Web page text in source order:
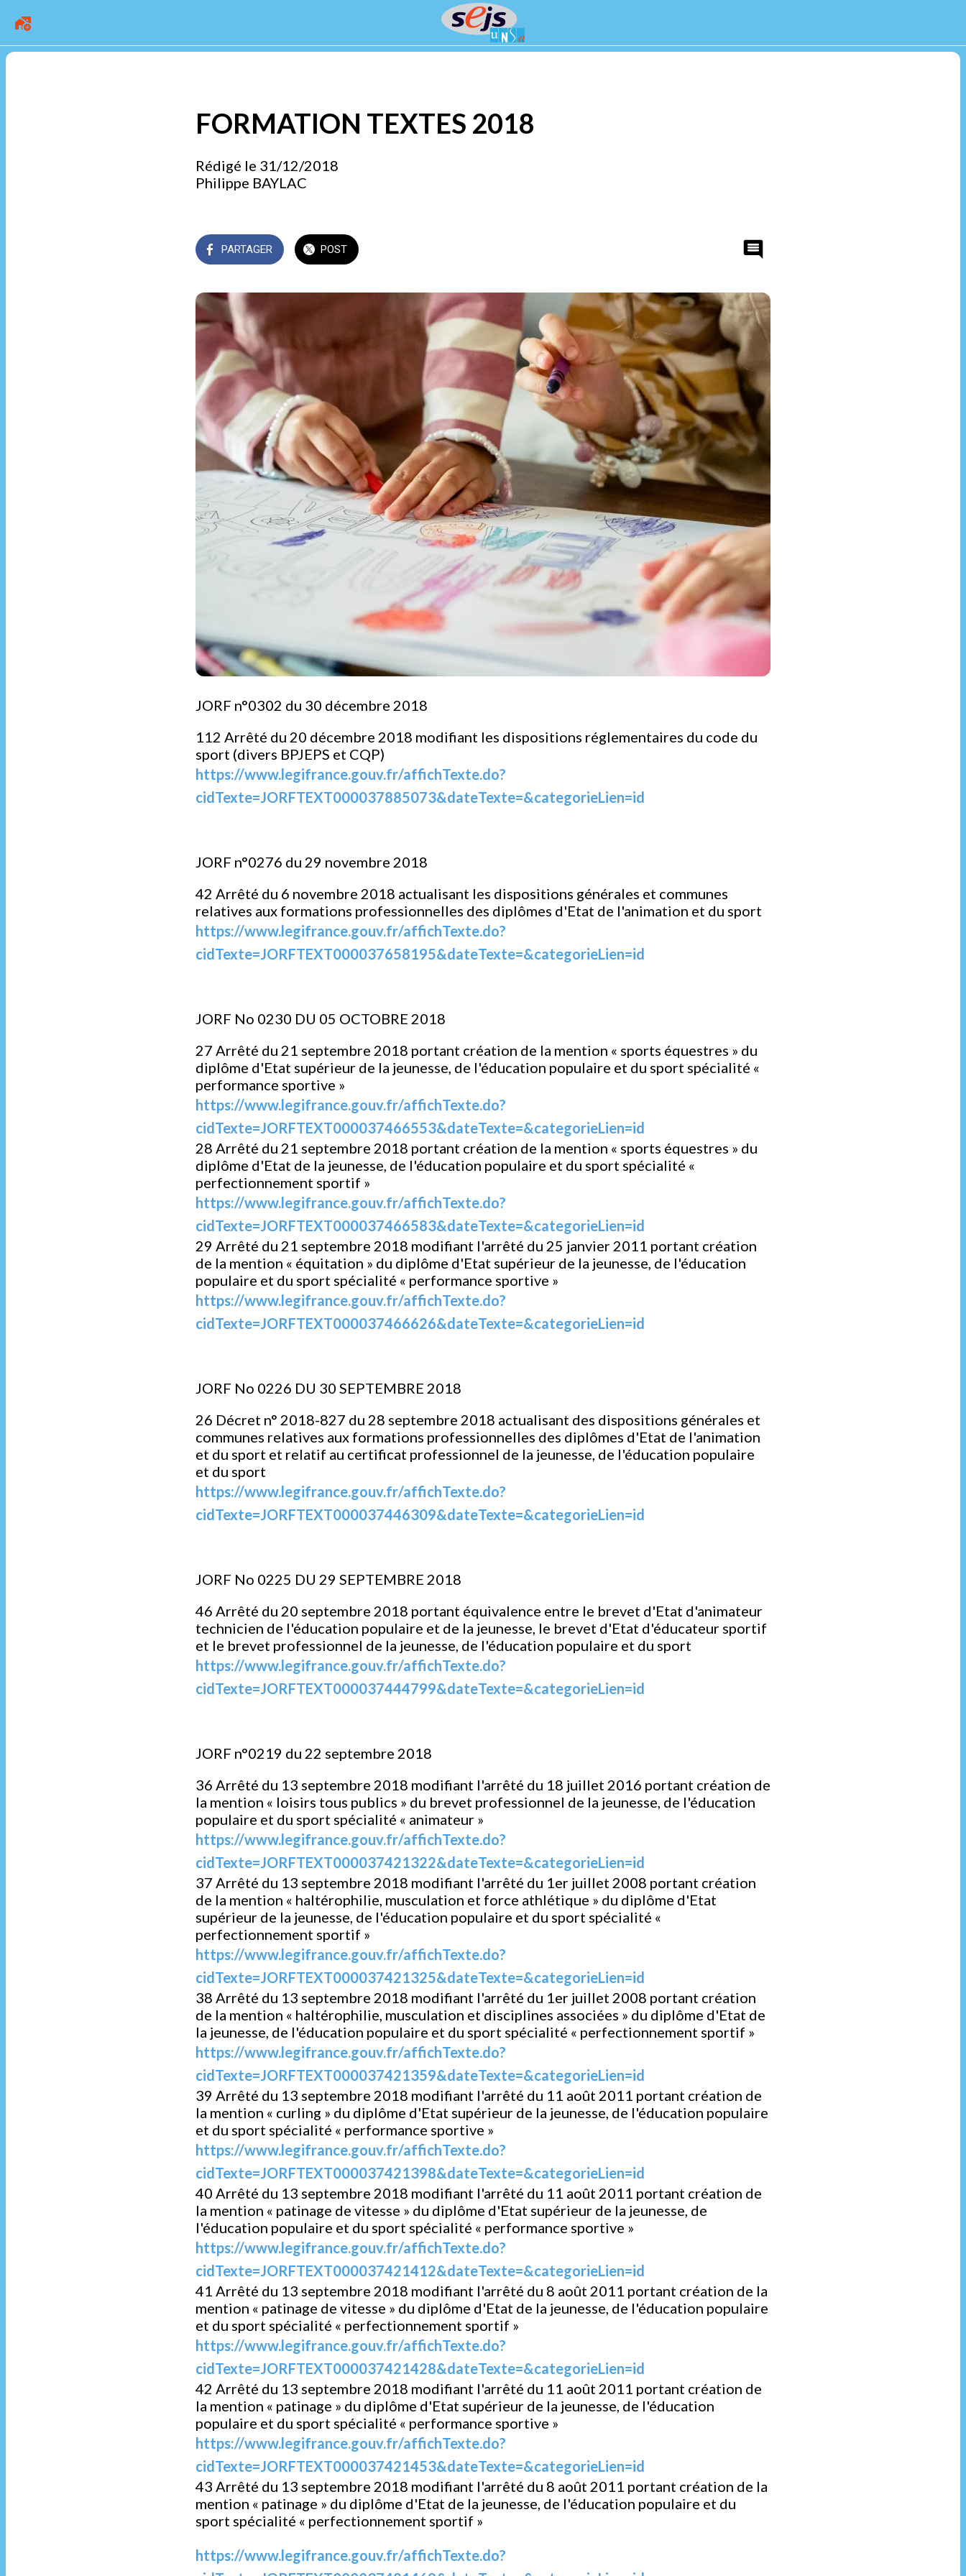
FORMATION TEXTES 2018
Rédigé le 31/12/2018
Philippe BAYLAC
PARTAGER POST
JORF n°0302 du 30 décembre 2018
112 Arrêté du 20 décembre 2018 modifiant les dispositions réglementaires du code du
sport (divers BPJEPS et CQP)
https://www.legifrance.gouv.fr/affichTexte.do?
cidTexte=JORFTEXT000037885073&dateTexte=&categorieLien=id
JORF n°0276 du 29 novembre 2018
42 Arrêté du 6 novembre 2018 actualisant les dispositions générales et communes
relatives aux formations professionnelles des diplômes d'Etat de l'animation et du sport
https://www.legifrance.gouv.fr/affichTexte.do?
cidTexte=JORFTEXT000037658195&dateTexte=&categorieLien=id
JORF No 0230 DU 05 OCTOBRE 2018
27 Arrêté du 21 septembre 2018 portant création de la mention « sports équestres » du
diplôme d'Etat supérieur de la jeunesse, de l'éducation populaire et du sport spécialité «
performance sportive »
https://www.legifrance.gouv.fr/affichTexte.do?
cidTexte=JORFTEXT000037466553&dateTexte=&categorieLien=id
28 Arrêté du 21 septembre 2018 portant création de la mention « sports équestres » du
diplôme d'Etat de la jeunesse, de l'éducation populaire et du sport spécialité «
perfectionnement sportif »
https://www.legifrance.gouv.fr/affichTexte.do?
cidTexte=JORFTEXT000037466583&dateTexte=&categorieLien=id
29 Arrêté du 21 septembre 2018 modifiant l'arrêté du 25 janvier 2011 portant création
de la mention « équitation » du diplôme d'Etat supérieur de la jeunesse, de l'éducation
populaire et du sport spécialité « performance sportive »
https://www.legifrance.gouv.fr/affichTexte.do?
cidTexte=JORFTEXT000037466626&dateTexte=&categorieLien=id
JORF No 0226 DU 30 SEPTEMBRE 2018
26 Décret n° 2018-827 du 28 septembre 2018 actualisant des dispositions générales et
communes relatives aux formations professionnelles des diplômes d'Etat de l'animation
et du sport et relatif au certificat professionnel de la jeunesse, de l'éducation populaire
et du sport
https://www.legifrance.gouv.fr/affichTexte.do?
cidTexte=JORFTEXT000037446309&dateTexte=&categorieLien=id
JORF No 0225 DU 29 SEPTEMBRE 2018
46 Arrêté du 20 septembre 2018 portant équivalence entre le brevet d'Etat d'animateur
technicien de l'éducation populaire et de la jeunesse, le brevet d'Etat d'éducateur sportif
et le brevet professionnel de la jeunesse, de l'éducation populaire et du sport
https://www.legifrance.gouv.fr/affichTexte.do?
cidTexte=JORFTEXT000037444799&dateTexte=&categorieLien=id
JORF n°0219 du 22 septembre 2018
36 Arrêté du 13 septembre 2018 modifiant l'arrêté du 18 juillet 2016 portant création de
la mention « loisirs tous publics » du brevet professionnel de la jeunesse, de l'éducation
populaire et du sport spécialité « animateur »
https://www.legifrance.gouv.fr/affichTexte.do?
cidTexte=JORFTEXT000037421322&dateTexte=&categorieLien=id
37 Arrêté du 13 septembre 2018 modifiant l'arrêté du 1er juillet 2008 portant création
de la mention « haltérophilie, musculation et force athlétique » du diplôme d'Etat
supérieur de la jeunesse, de l'éducation populaire et du sport spécialité «
perfectionnement sportif »
https://www.legifrance.gouv.fr/affichTexte.do?
cidTexte=JORFTEXT000037421325&dateTexte=&categorieLien=id
38 Arrêté du 13 septembre 2018 modifiant l'arrêté du 1er juillet 2008 portant création
de la mention « haltérophilie, musculation et disciplines associées » du diplôme d'Etat de
la jeunesse, de l'éducation populaire et du sport spécialité « perfectionnement sportif »
https://www.legifrance.gouv.fr/affichTexte.do?
cidTexte=JORFTEXT000037421359&dateTexte=&categorieLien=id
39 Arrêté du 13 septembre 2018 modifiant l'arrêté du 11 août 2011 portant création de
la mention « curling » du diplôme d'Etat supérieur de la jeunesse, de l'éducation populaire
et du sport spécialité « performance sportive »
https://www.legifrance.gouv.fr/affichTexte.do?
cidTexte=JORFTEXT000037421398&dateTexte=&categorieLien=id
40 Arrêté du 13 septembre 2018 modifiant l'arrêté du 11 août 2011 portant création de
la mention « patinage de vitesse » du diplôme d'Etat supérieur de la jeunesse, de
l'éducation populaire et du sport spécialité « performance sportive »
https://www.legifrance.gouv.fr/affichTexte.do?
cidTexte=JORFTEXT000037421412&dateTexte=&categorieLien=id
41 Arrêté du 13 septembre 2018 modifiant l'arrêté du 8 août 2011 portant création de la
mention « patinage de vitesse » du diplôme d'Etat de la jeunesse, de l'éducation populaire
et du sport spécialité « perfectionnement sportif »
https://www.legifrance.gouv.fr/affichTexte.do?
cidTexte=JORFTEXT000037421428&dateTexte=&categorieLien=id
42 Arrêté du 13 septembre 2018 modifiant l'arrêté du 11 août 2011 portant création de
la mention « patinage » du diplôme d'Etat supérieur de la jeunesse, de l'éducation
populaire et du sport spécialité « performance sportive »
https://www.legifrance.gouv.fr/affichTexte.do?
cidTexte=JORFTEXT000037421453&dateTexte=&categorieLien=id
43 Arrêté du 13 septembre 2018 modifiant l'arrêté du 8 août 2011 portant création de la
mention « patinage » du diplôme d'Etat de la jeunesse, de l'éducation populaire et du
sport spécialité « perfectionnement sportif »
https://www.legifrance.gouv.fr/affichTexte.do?